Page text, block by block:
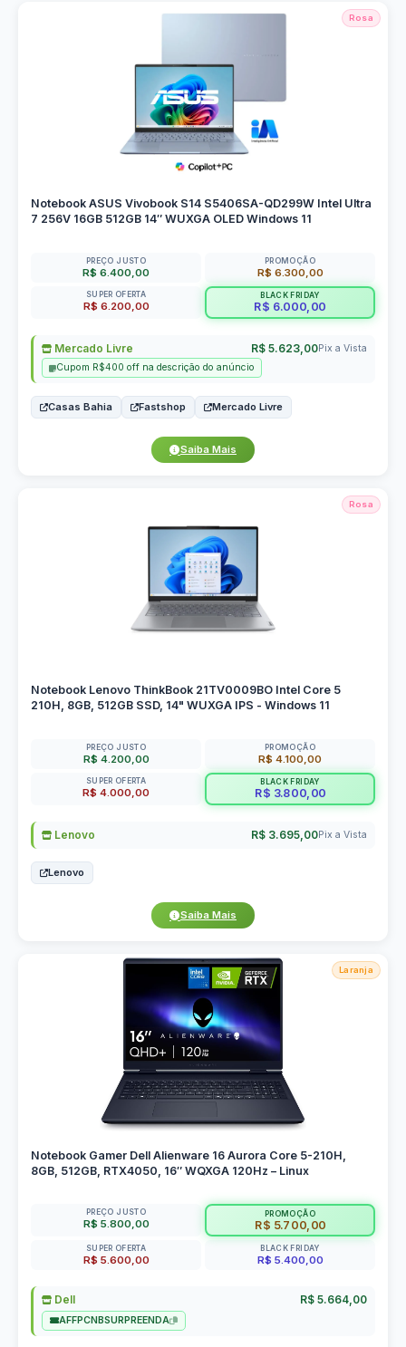
Rosa
Notebook ASUS Vivobook S14 S5406SA-QD299W Intel Ultra
7 256V 16GB 512GB 14″ WUXGA OLED Windows 11
PREÇO JUSTO
R$ 6.400,00
PROMOÇÃO
R$ 6.300,00
SUPER OFERTA
R$ 6.200,00
BLACK FRIDAY
R$ 6.000,00
Mercado Livre R$ 5.623,00Pix a Vista
Cupom R$400 off na descrição do anúncio
Casas Bahia Fastshop Mercado Livre
Saiba Mais
Rosa
Notebook Lenovo ThinkBook 21TV0009BO Intel Core 5
210H, 8GB, 512GB SSD, 14" WUXGA IPS - Windows 11
PREÇO JUSTO
R$ 4.200,00
PROMOÇÃO
R$ 4.100,00
SUPER OFERTA
R$ 4.000,00
BLACK FRIDAY
R$ 3.800,00
Lenovo R$ 3.695,00Pix a Vista
Lenovo
Saiba Mais
Laranja
Notebook Gamer Dell Alienware 16 Aurora Core 5-210H,
8GB, 512GB, RTX4050, 16″ WQXGA 120Hz – Linux
PREÇO JUSTO
R$ 5.800,00
PROMOÇÃO
R$ 5.700,00
SUPER OFERTA
R$ 5.600,00
BLACK FRIDAY
R$ 5.400,00
Dell R$ 5.664,00
AFFPCNBSURPREENDA